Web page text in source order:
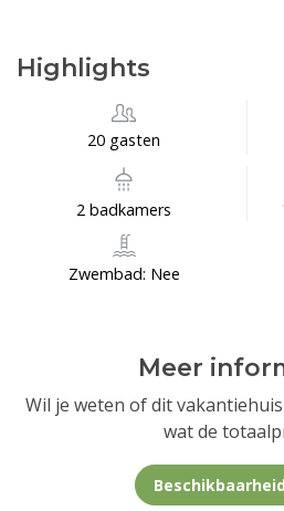
Highlights
20 gasten
2 badkamers
Zwembad: Nee
Meer
Wil je weten of dit
wat de